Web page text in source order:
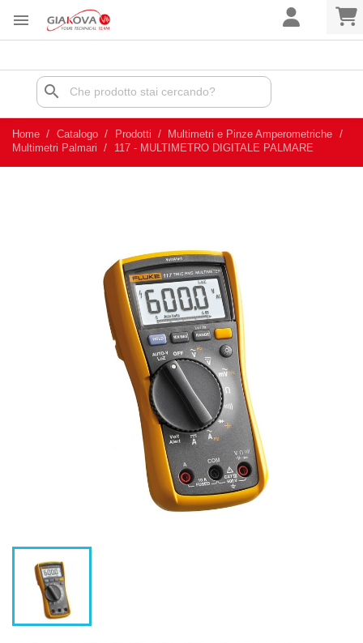

search
Home Catalogo Prodotti
Multimetri e Pinze Amperometriche
Multimetri Palmari
117 - MULTIMETRO DIGITALE PALMARE